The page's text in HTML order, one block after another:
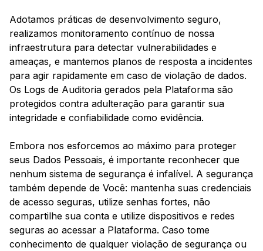
Adotamos práticas de desenvolvimento seguro,
realizamos monitoramento contínuo de nossa
infraestrutura para detectar vulnerabilidades e
ameaças, e mantemos planos de resposta a incidentes
para agir rapidamente em caso de violação de dados.
Os Logs de Auditoria gerados pela Plataforma são
protegidos contra adulteração para garantir sua
integridade e confiabilidade como evidência.
Embora nos esforcemos ao máximo para proteger
seus Dados Pessoais, é importante reconhecer que
nenhum sistema de segurança é infalível. A segurança
também depende de Você: mantenha suas credenciais
de acesso seguras, utilize senhas fortes, não
compartilhe sua conta e utilize dispositivos e redes
seguras ao acessar a Plataforma. Caso tome
conhecimento de qualquer violação de segurança ou